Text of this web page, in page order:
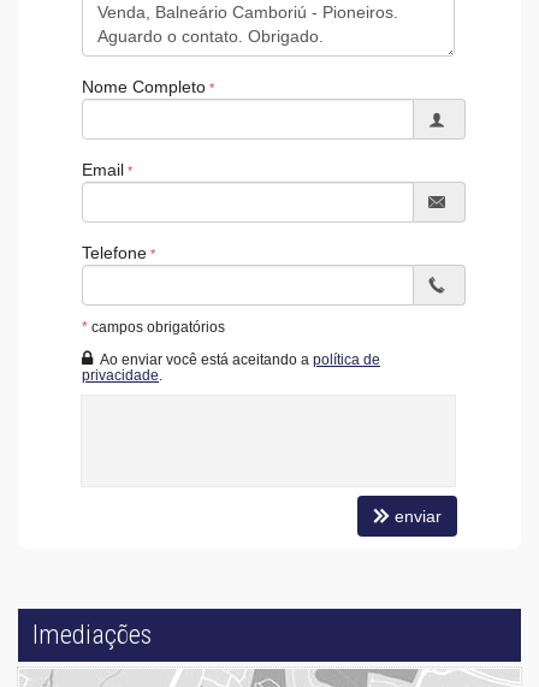
Nome Completo
Email
Telefone
* campos obrigatórios
Ao enviar você está aceitando a política de
privacidade
enviar
Imediações